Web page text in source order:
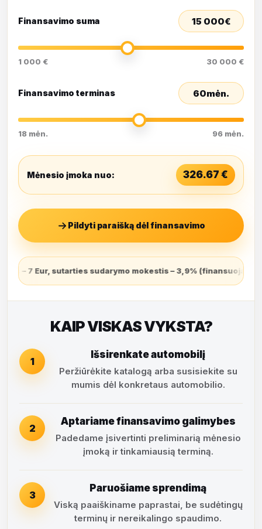
Finansavimo suma 15 000€
1 000 € 30 000 €
Finansavimo terminas 60mėn.
18 mėn. 96 mėn.
Mėnesio įmoka nuo: 326.67 €
Pildyti paraišką dėl finansavimo
– 3,9% (finansuojamas sutarties sudarymo dieną ir
KAIP VISKAS VYKSTA?
1
Išsirenkate automobilį
Peržiūrėkite katalogą arba susisiekite su
mumis dėl konkretaus automobilio.
2
Aptariame finansavimo galimybes
Padedame įsivertinti preliminarią mėnesio
įmoką ir tinkamiausią terminą.
3
Paruošiame sprendimą
Viską paaiškiname paprastai, be sudėtingų
terminų ir nereikalingo spaudimo.